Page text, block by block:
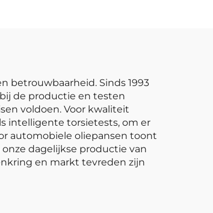
betrouwbaarheid. Sinds 1993
de productie en testen
voldoen. Voor kwaliteit
intelligente torsietests, om er
automobiele oliepansen toont
dagelijkse productie van
en markt tevreden zijn